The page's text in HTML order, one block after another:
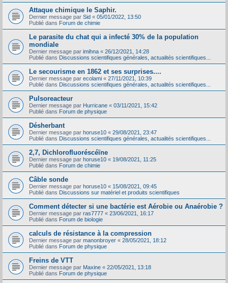
Attaque chimique le Saphir.
Dernier message par Sid « 05/01/2022, 13:50
Publié dans Forum de chimie
Le parasite du chat qui a infecté 30% de la population
mondiale
Dernier message par imihna « 26/12/2021, 14:28
Publié dans Discussions scientifiques générales, actualités scientifiques...
Le secourisme en 1862 et ses surprises....
Dernier message par ecolami « 27/11/2021, 10:39
Publié dans Discussions scientifiques générales, actualités scientifiques...
Pulsoreacteur
Dernier message par Hurricane « 03/11/2021, 15:42
Publié dans Forum de physique
Désherbant
Dernier message par horuse10 « 29/08/2021, 23:47
Publié dans Discussions scientifiques générales, actualités scientifiques...
2,7, Dichlorofluoréscéïne
Dernier message par horuse10 « 19/08/2021, 11:25
Publié dans Forum de chimie
Câble sonde
Dernier message par horuse10 « 15/08/2021, 09:45
Publié dans Discussions sur matériel et produits scientifiques
Comment détecter si une bactérie est Aérobie ou Anaérobie ?
Dernier message par ras7777 « 23/06/2021, 16:17
Publié dans Forum de biologie
calculs de résistance à la compression
Dernier message par manonbroyer « 28/05/2021, 18:12
Publié dans Forum de physique
Freins de VTT
Dernier message par Maxine « 22/05/2021, 13:18
Publié dans Forum de physique